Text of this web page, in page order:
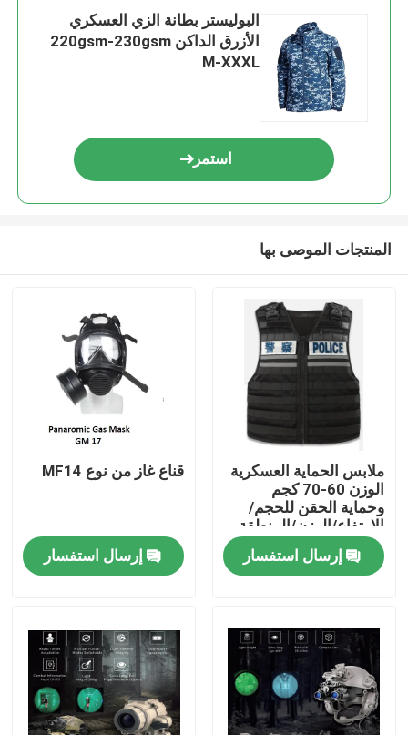
المنزل
المنتجات
فيديوهات
حولنا
جولة في المصنع
البوليستر بطانة الزي العسكري
الأزرق الداكن 220gsm-230gsm
M-XXXL
استمر
المنتجات الموصى بها
ملابس الحماية العسكرية
الوزن 60-70 كجم
وحماية الحقن للحجم/
الارتفاع/الوزن/المنطقة
الواقية
إرسال استفسار
قناع غاز من نوع MF14
إرسال استفسار